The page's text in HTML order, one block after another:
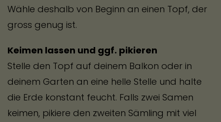
Wähle deshalb von Beginn an einen Topf, der
gross genug ist.
Keimen lassen und ggf. pikieren
Stelle den Topf auf deinem Balkon oder in
deinem Garten an eine helle Stelle und halte
die Erde konstant feucht. Falls zwei Samen
keimen, pikiere den zweiten Sämling mit viel